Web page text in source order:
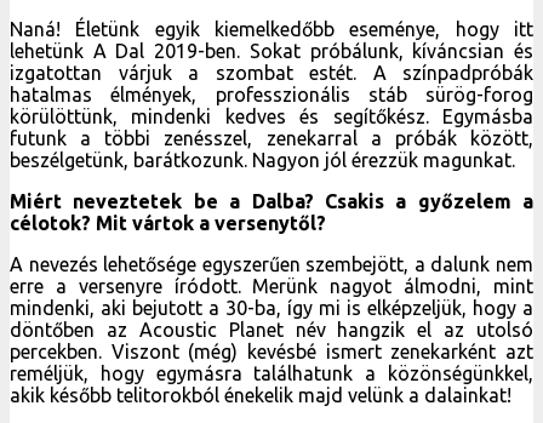
Naná! Életünk egyik kiemelkedőbb eseménye, hogy itt
lehetünk A Dal 2019-ben. Sokat próbálunk, kíváncsian és
izgatottan várjuk a szombat estét. A színpadpróbák
hatalmas élmények, professzionális stáb sürög-forog
körülöttünk, mindenki kedves és segítőkész. Egymásba
futunk a többi zenésszel, zenekarral a próbák között,
beszélgetünk, barátkozunk. Nagyon jól érezzük magunkat.
Miért neveztetek be a Dalba? Csakis a győzelem a
célotok? Mit vártok a versenytől?
A nevezés lehetősége egyszerűen szembejött, a dalunk nem
erre a versenyre íródott. Merünk nagyot álmodni, mint
mindenki, aki bejutott a 30-ba, így mi is elképzeljük, hogy a
döntőben az Acoustic Planet név hangzik el az utolsó
percekben. Viszont (még) kevésbé ismert zenekarként azt
reméljük, hogy egymásra találhatunk a közönségünkkel,
akik később telitorokból énekelik majd velünk a dalainkat!